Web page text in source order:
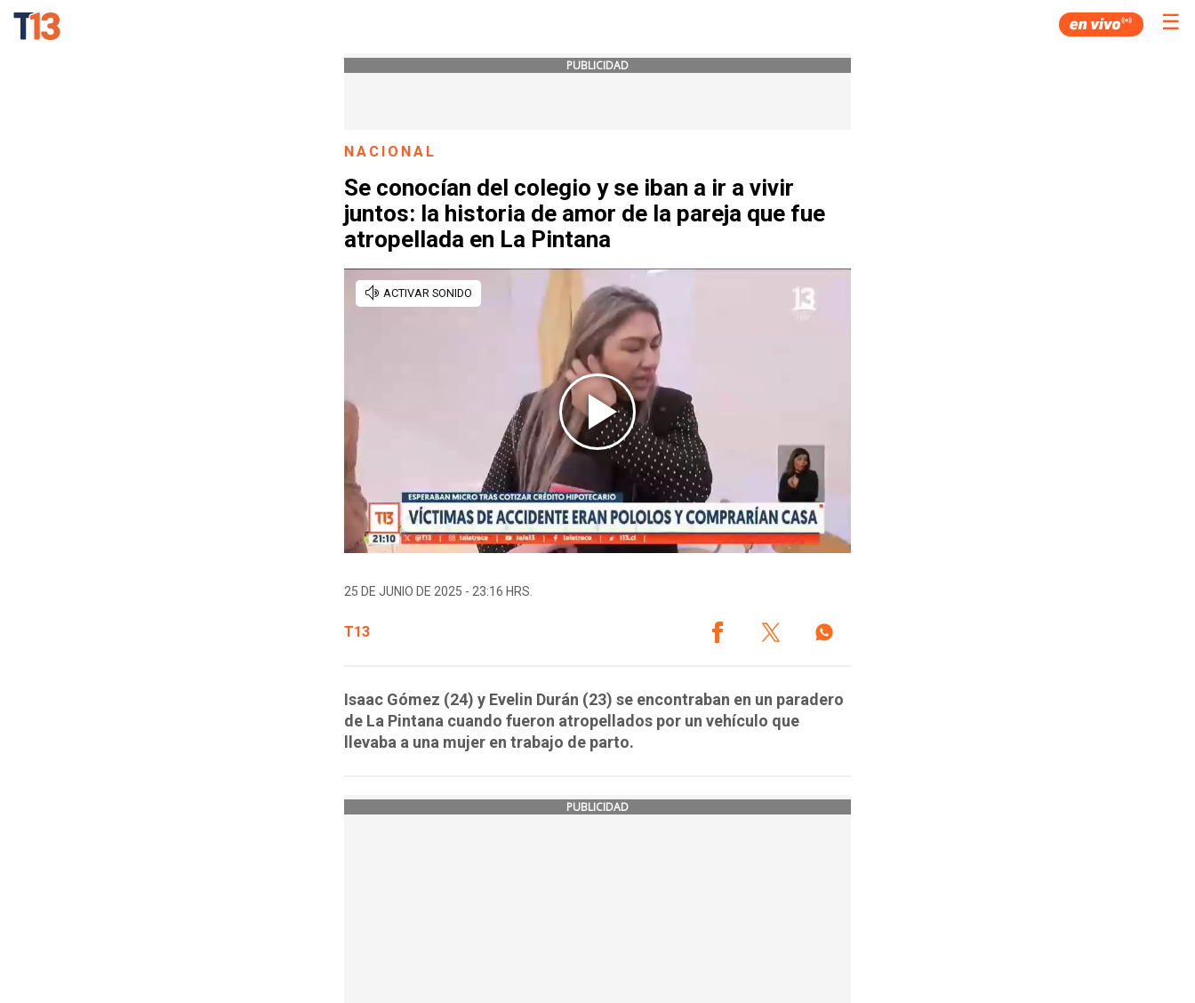
☰
PUBLICIDAD
NACIONAL
Se conocían del colegio y se iban a ir a vivir
juntos: la historia de amor de la pareja que fue
atropellada en La Pintana
25 DE JUNIO DE 2025 - 23:16 HRS.
T13
Isaac Gómez (24) y Evelin Durán (23) se encontraban en un paradero
de La Pintana cuando fueron atropellados por un vehículo que
llevaba a una mujer en trabajo de parto.
PUBLICIDAD